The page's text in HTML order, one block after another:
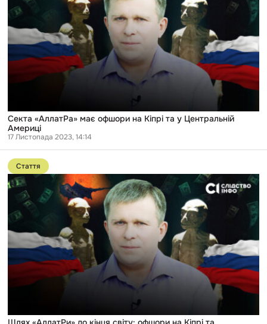
офшори
на
Кіпрі
та
Центральній
Америці
Секта «АллатРа» має офшори на Кіпрі та у Центральній
Америці
17 Листопада 2023, 14:14
Перейти
до
публікації
Шлях
«АллатРи»
кінця
світу:
офшори
на
Кіпрі
та
російський
слід
Стаття